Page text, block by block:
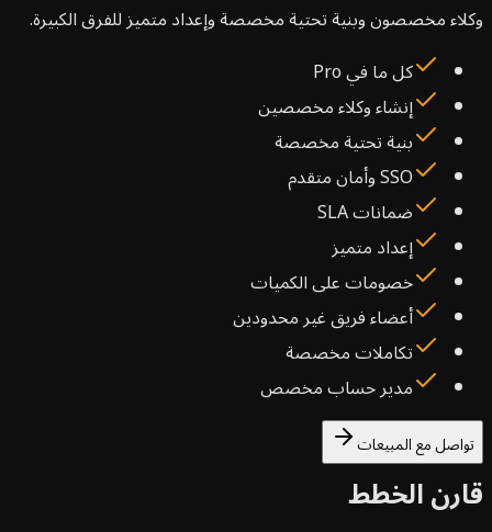
مخصصون وبنية تحتية مخصصة وإعداد متميز للفرق الكبيرة.
كل ما في Pro
إنشاء وكلاء مخصصين
بنية تحتية مخصصة
SSO وأمان متقدم
ضمانات SLA
إعداد متميز
خصومات على الكميات
أعضاء فريق غير محدودين
تكاملات مخصصة
مدير حساب مخصص
مع المبيعات
الخطط